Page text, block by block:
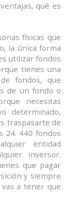
qué es
físicas que
la única forma
utilizar fondos
tienes una
fondos, que
de un fondo o
necesitas
determinado,
traspasarte de
24. 440 fondos
entidad
inversor.
que pagar
y siempre
a tener que